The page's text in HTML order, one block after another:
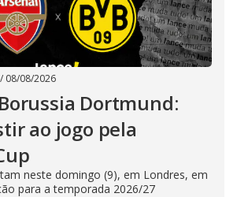
/ 08/08/2026
Dortmund:
ao jogo pela
neste domingo (9), em Londres, em
para a temporada 2026/27